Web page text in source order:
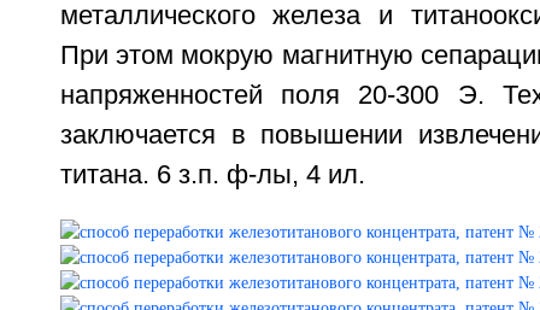
металлического железа и
При этом мокрую магнитную
напряженностей поля 20-300 Э.
заключается в повышении
титана. 6 з.п. ф-лы, 4 ил.